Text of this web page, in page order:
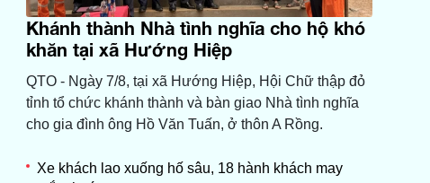
Khánh thành Nhà tình nghĩa cho hộ khó
khăn tại xã Hướng Hiệp
QTO - Ngày 7/8, tại xã Hướng Hiệp, Hội Chữ thập đỏ
tỉnh tổ chức khánh thành và bàn giao Nhà tình nghĩa
cho gia đình ông Hồ Văn Tuấn, ở thôn A Rồng.
Xe khách lao xuống hố sâu, 18 hành khách may